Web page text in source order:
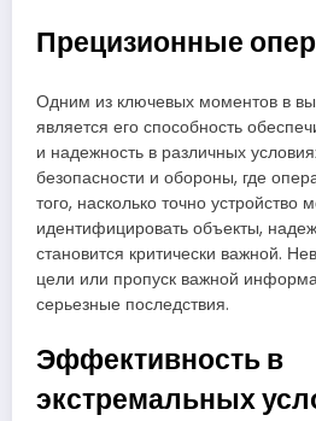
Прецизионные
Одним из ключевых моментов в
является его способность
и надежность в различных
безопасности и обороны, где
того, насколько точно устройство
идентифицировать объекты,
становится критически важной.
цели или пропуск важной
серьезные последствия.
Эффективность в
экстремальных